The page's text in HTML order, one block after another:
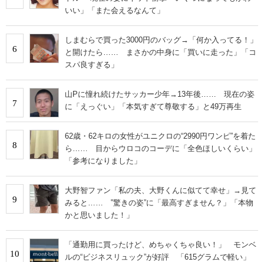
いい」「また会えるなんて」
6
しまむらで買った3000円のバッグ→「何か入ってる！」
と開けたら…… まさかの中身に「買いに走った」「コ
スパ良すぎる」
7
山Pに憧れ続けたサッカー少年→13年後…… 現在の姿
に「えっぐい」「本気すぎて尊敬する」と49万再生
8
62歳・62キロの女性がユニクロの“2990円ワンピ”を着た
ら…… 目からウロコのコーデに「全色ほしいくらい」
「参考になりました」
9
大野智ファン「私の夫、大野くんに似てて幸せ」→見て
みると…… ‟驚きの姿”に「最高すぎません？」「本物
かと思いました！」
10
「通勤用に買ったけど、めちゃくちゃ良い！」 モンベ
ルの“ビジネスリュック”が好評 「615グラムで軽い」